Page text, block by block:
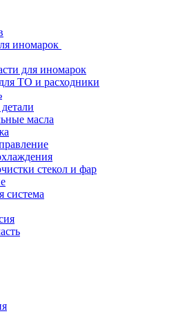
иномарок
для иномарок
ТО и расходники
масла
стекол и фар
система